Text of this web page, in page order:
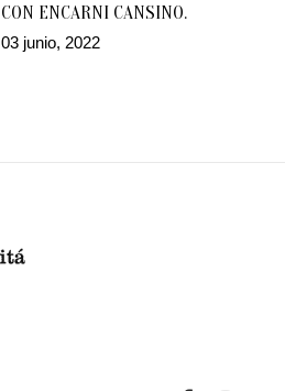
CON ENCARNI CANSINO.
03 junio, 2022